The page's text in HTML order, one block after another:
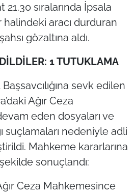
sıralarında İpsala
aracı durduran
gözaltına aldı.
1 TUTUKLAMA
sevk edilen
Ağır Ceza
eden dosyaları ve
suçlamaları nedeniyle adli
Mahkeme kararlarına
sonuçlandı:
Ceza Mahkemesince